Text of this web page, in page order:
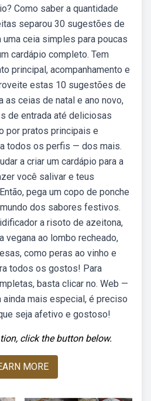
Como saber a quantidade
separou 30 sugestões de
ceia simples para poucas
cardápio completo. Tem
principal, acompanhamento e
estas 10 sugestões de
as ceias de natal e ano novo,
de entrada até deliciosas
por pratos principais e
todos os perfis — dos mais.
a criar um cardápio para a
você salivar e teus
pega um copo de ponche
dos sabores festivos.
a risoto de azeitona,
vegana ao lombo recheado,
como peras ao vinho e
todos os gostos! Para
basta clicar no. Web —
ainda mais especial, é preciso
seja afetivo e gostoso!
click the button below.
MORE